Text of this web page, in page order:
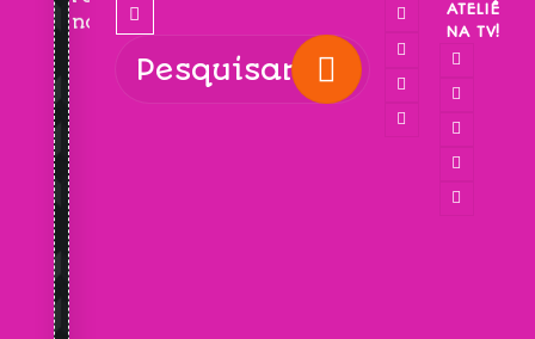
novidades!
ATELIÊ
NA TV!